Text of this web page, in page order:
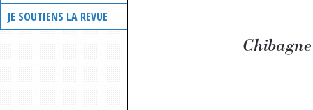
JE SOUTIENS LA REVUE